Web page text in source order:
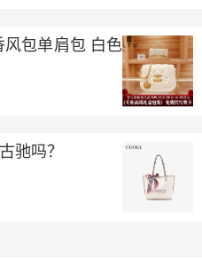
包单肩包 白色 精美礼盒
驰吗？